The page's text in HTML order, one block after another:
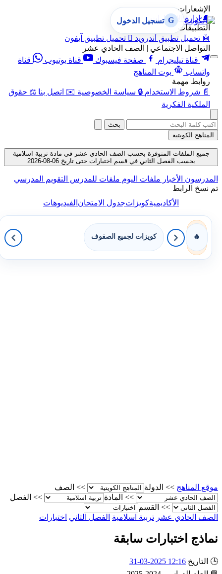
الإشعارات
🔔 إدارة الإشعارات
التطبيقات
🤖 تحميل تطبيق أندرويد  تحميل تطبيق آيفون
التواصل الاجتماعي | الصف الحادي عشر
قناة تيليجرام
صفحة فيسبوك قناة يوتيوب
قناة
واتساب
بوت المناهج
روابط مهمة
📄 شروط الاستخدام 🔒 سياسة الخصوصية ✉️ اتصل بنا ⚖️ حقوق
الملكية الفكرية
G تسجيل الدخول
بحث
المناهج الكويتية
جميع الملفات المتوفرة بحسب الصف الحادي عشر في مادة تربية اسلامية
بحسب الفصل الثاني في قسم اختبارات حتى تاريخ 06-08-2026
المدرسون الأخبار ملفات اليوم ملفات للمدرس التقويم المدرسي
تم نسخ الرابط
الأكاديميةكويزاتجدول الامتحانالفيديوهات
🔥 كويزات لجميع الصفوف
موقع المناهج >> الدولة >>
الصف
>>
المادة >>
الفصل
>>
القسم
الصف الحادي عشر تربية اسلامية الفصل الثاني اختبارات
نماذج اختبارات سابقة
🕒 التاريخ 12:16 2025-03-31